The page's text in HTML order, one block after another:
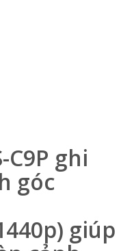
C9P ghi
góc
giúp